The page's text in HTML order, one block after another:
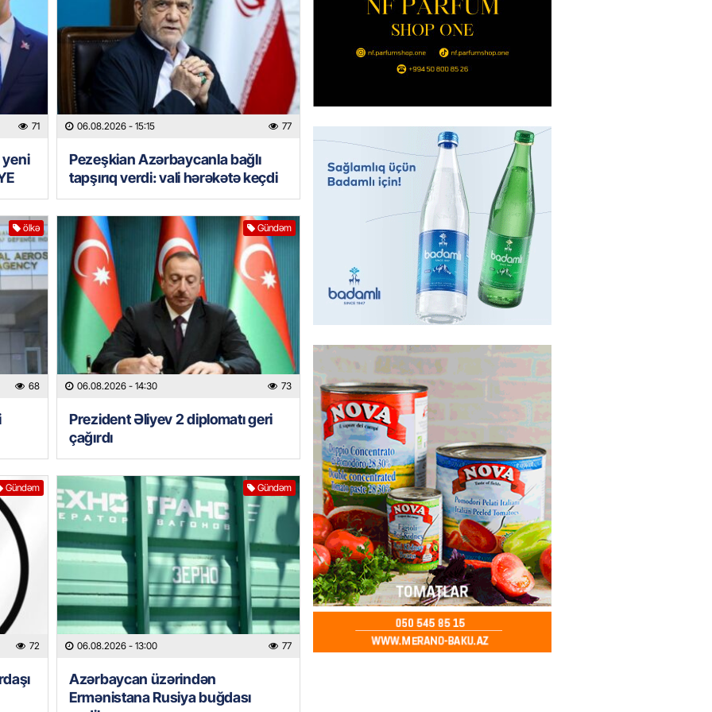
71
yeni
06.08.2026 - 15:15 77
Pezeşkian Azərbaycanla bağlı
tapşırıq verdi: vali hərəkətə keçdi
ölkə
68
Gündəm
06.08.2026 - 14:30 73
Prezident Əliyev 2 diplomatı geri
çağırdı
Gündəm
72
Gündəm
06.08.2026 - 13:00 77
Azərbaycan üzərindən
Ermənistana Rusiya buğdası
Prezident Əliyev 2 diplomatı geri çağırdı
- 14:30
imiş
06.08.2026- 14:15 72
MANŞET
Sarkisyanın əmlakı müsadirə EDİLDİ
76
İtaliyada zibil qutusuna atılan 1 milyon
avroluq lotereya bileti iki günlük
axtarışdan sonra tapılıb
06.08.2026- 13:45 65
Tərtərdə FACİƏ – Ər-arvad yanaraq
ÖLDÜ
06.08.2026- 13:30 76
BANNER
Tramp: İranla müharibəyə yox, sülhə
üstünlük verərdim
06.08.2026- 13:15 75
GÜNDƏM
Azərbaycan üzərindən Ermənistana
Rusiya buğdası gedib
- 13:00